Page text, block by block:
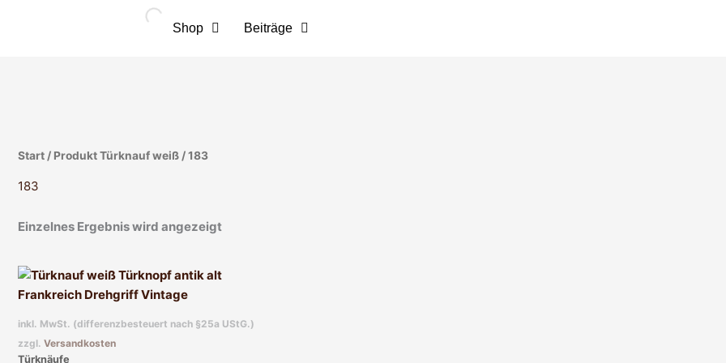
Shop Beiträge
Start / Produkt Türknauf weiß / 183
183
Einzelnes Ergebnis wird angezeigt
inkl. MwSt. (differenzbesteuert nach §25a UStG.)
zzgl. Versandkosten
Türknäufe
Dieses
Produkt
Varianten